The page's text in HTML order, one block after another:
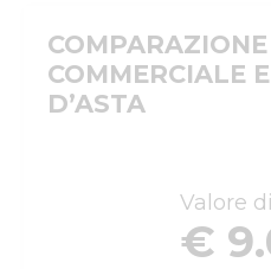
COMMERCIALE
D’ASTA
Valore
€